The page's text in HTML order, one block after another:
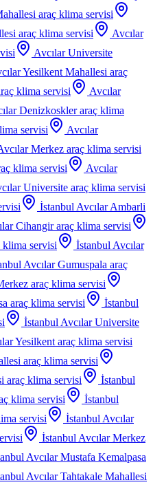
araç klima servisi
araç klima servisi
Avcılar
Avcılar Universite
Yesilkent Mahallesi araç
klima servisi
Avcılar
Denizkoskler araç klima
servisi
Avcılar
Merkez araç klima servisi
klima servisi
Avcılar
Universite araç klima servisi
İstanbul Avcılar Ambarli
Cihangir araç klima servisi
klima servisi
İstanbul Avcılar
Avcılar Gumuspala araç
araç klima servisi
araç klima servisi
İstanbul
İstanbul Avcılar Universite
Yesilkent araç klima servisi
araç klima servisi
araç klima servisi
İstanbul
klima servisi
İstanbul
servisi
İstanbul Avcılar
İstanbul Avcılar Merkez
Avcılar Mustafa Kemalpasa
Avcılar Tahtakale Mahallesi